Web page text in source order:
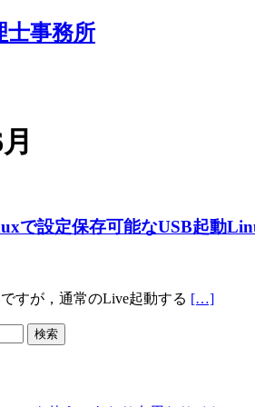
士事務所
で設定保存可能なUSB起動
すが，通常のLive起動する […]